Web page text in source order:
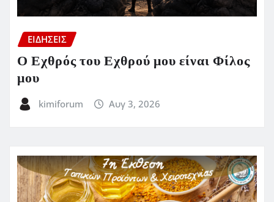
ΕΙΔΗΣΕΙΣ
Ο Εχθρός του Εχθρού μου είναι Φίλος
μου
kimiforum Αυγ 3, 2026